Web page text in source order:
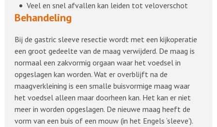
Veel en snel afvallen kan leiden tot veloverschot
Behandeling
Bij de gastric sleeve resectie wordt met een kijkoperatie
een groot gedeelte van de maag verwijderd. De maag is
normaal een zakvormig orgaan waar het voedsel in
opgeslagen kan worden. Wat er overblijft na de
maagverkleining is een smalle buisvormige maag waar
het voedsel alleen maar doorheen kan. Het kan er niet
meer in worden opgeslagen. De nieuwe maag heeft de
vorm van een buis of een mouw (in het Engels ‘sleeve’).